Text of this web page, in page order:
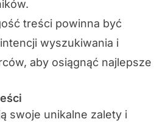
treści powinna być
wyszukiwania i
aby osiągnąć najlepsze
swoje unikalne zalety i